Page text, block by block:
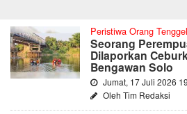
Peristiwa Orang
Seorang
Dilaporkan
Bengawan Solo
Jumat, 17 Juli 2026
Oleh Tim Redaksi